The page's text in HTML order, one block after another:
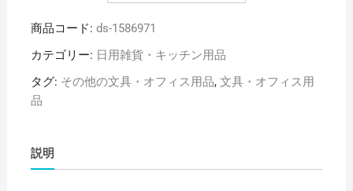
屋
商
Color
Paper
特
厚
商品コード: ds-1586971
カテゴリー: 日用雑貨・キッチン用品
タグ: その他の文具・オフィス用品, 文具・オフィス用
品
説明